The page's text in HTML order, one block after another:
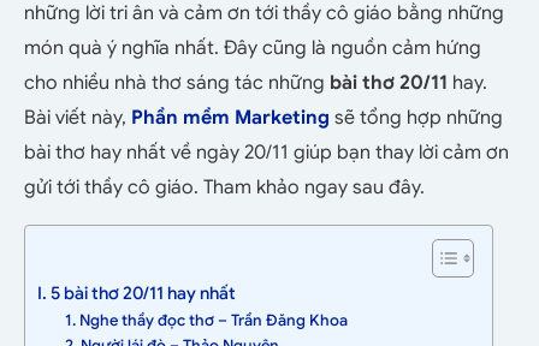
những lời tri ân và cảm ơn tới thầy cô giáo bằng những
món quà ý nghĩa nhất. Đây cũng là nguồn cảm hứng
cho nhiều nhà thơ sáng tác những bài thơ 20/11 hay.
Bài viết này, Phần mềm Marketing sẽ tổng hợp những
bài thơ hay nhất về ngày 20/11 giúp bạn thay lời cảm ơn
gửi tới thầy cô giáo. Tham khảo ngay sau đây.
I. 5 bài thơ 20/11 hay nhất
1. Nghe thầy đọc thơ – Trần Đăng Khoa